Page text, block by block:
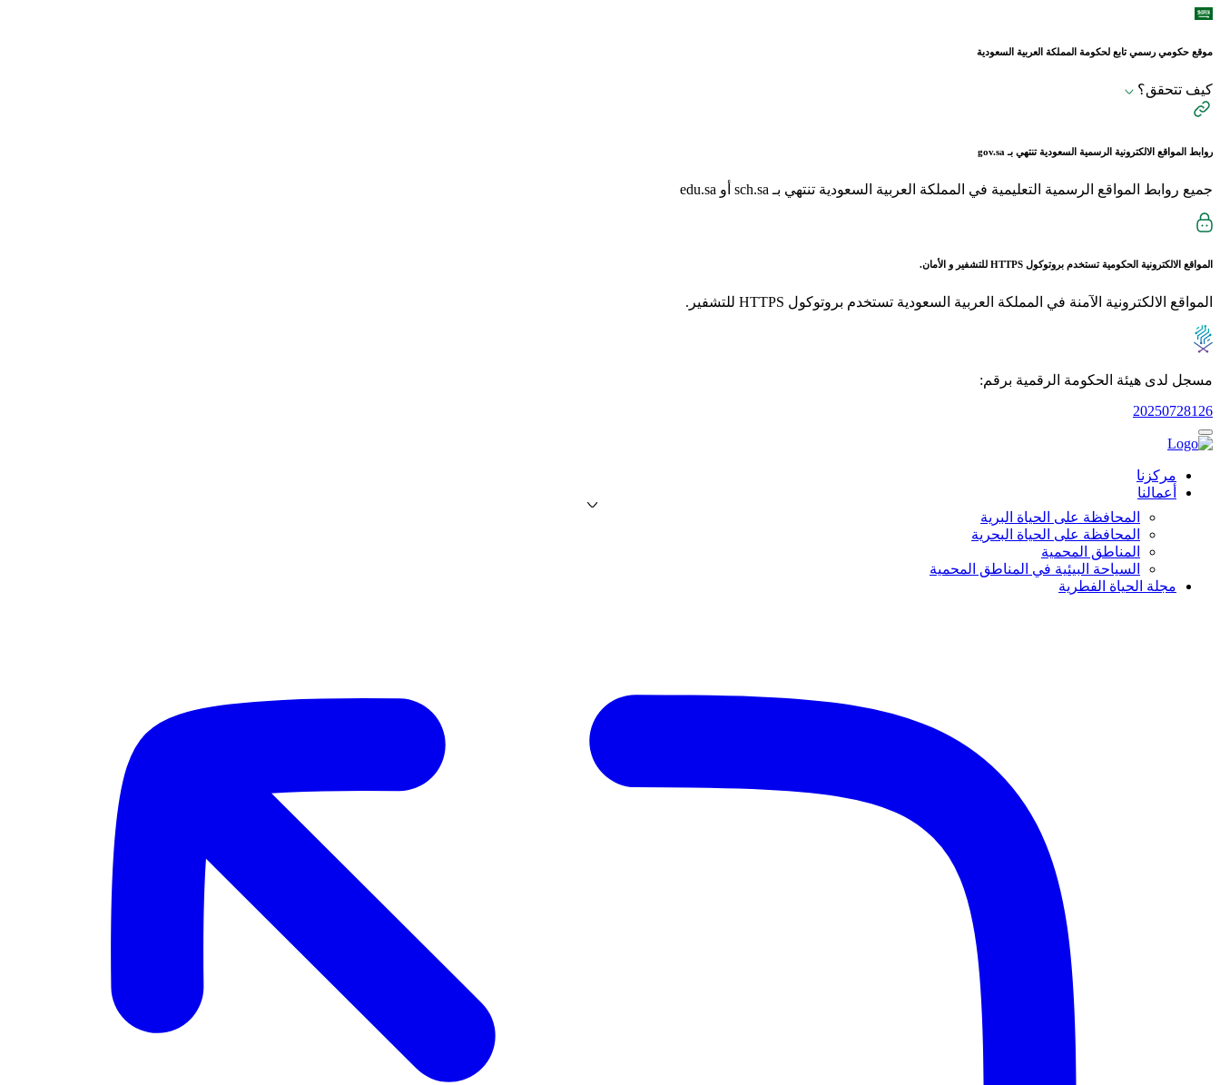
موقع حكومي رسمي تابع لحكومة المملكة العربية السعودية
كيف تتحقق؟
روابط المواقع الالكترونية الرسمية السعودية تنتهي بـ gov.sa
جميع روابط المواقع الرسمية التعليمية في المملكة العربية السعودية تنتهي بـ sch.sa أو edu.sa
المواقع الالكترونية الحكومية تستخدم بروتوكول HTTPS للتشفير و الأمان.
المواقع الالكترونية الآمنة في المملكة العربية السعودية تستخدم بروتوكول HTTPS للتشفير.
مسجل لدى هيئة الحكومة الرقمية برقم:
20250728126
مركزنا
أعمالنا
المحافظة على الحياة البرية
المحافظة على الحياة البحرية
المناطق المحمية
السياحة البيئية في المناطق المحمية
مجلة الحياة الفطرية